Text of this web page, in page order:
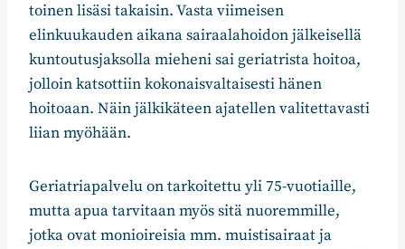
toinen lisäsi takaisin. Vasta viimeisen
elinkuukauden aikana sairaalahoidon jälkeisellä
kuntoutusjaksolla mieheni sai geriatrista hoitoa,
jolloin katsottiin kokonaisvaltaisesti hänen
hoitoaan. Näin jälkikäteen ajatellen valitettavasti
liian myöhään.
Geriatriapalvelu on tarkoitettu yli 75-vuotiaille,
mutta apua tarvitaan myös sitä nuoremmille,
jotka ovat monioireisia mm. muistisairaat ja